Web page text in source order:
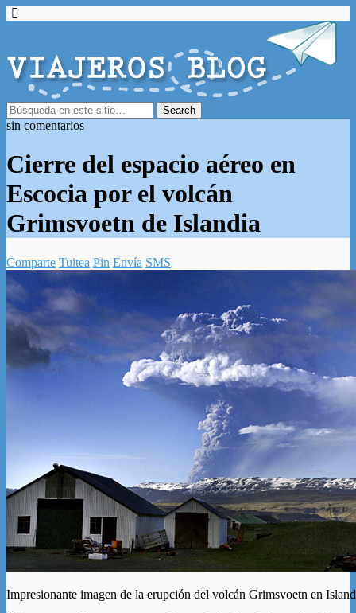
sin comentarios
Cierre del espacio aéreo en
Escocia por el volcán
Grimsvoetn de Islandia
Comparte Tuitea Pin Envía SMS
Impresionante imagen de la erupción del volcán Grimsvoetn en